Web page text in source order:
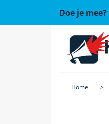
Doe je mee?
Home